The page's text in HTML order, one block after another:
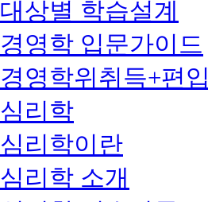
대상별 학습설계
경영학 입문가이드
경영학위취득+편입
심리학
심리학이란
심리학 소개